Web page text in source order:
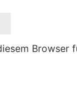
Browser